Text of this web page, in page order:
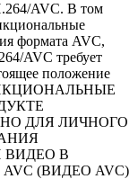
AVC. В том
формата AVC,
AVC требует
положение
ДЛЯ ЛИЧНОГО
ВИДЕО В
(ВИДЕО AVC)